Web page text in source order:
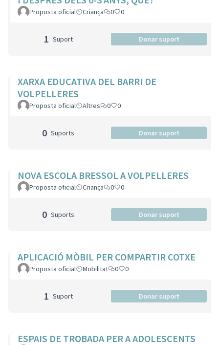
Proposta oficial Criança 0 0
1 Suport Donar suport
XARXA EDUCATIVA DEL BARRI DE
VOLPELLERES
Proposta oficial Altres 0 0
0 Suports Donar suport
NOVA ESCOLA BRESSOL A VOLPELLERES
Proposta oficial Criança 0 0
0 Suports Donar suport
APLICACIÓ MÒBIL PER COMPARTIR COTXE
Proposta oficial Mobilitat 0 0
1 Suport Donar suport
ESPAIS DE TROBADA PER A ADOLESCENTS